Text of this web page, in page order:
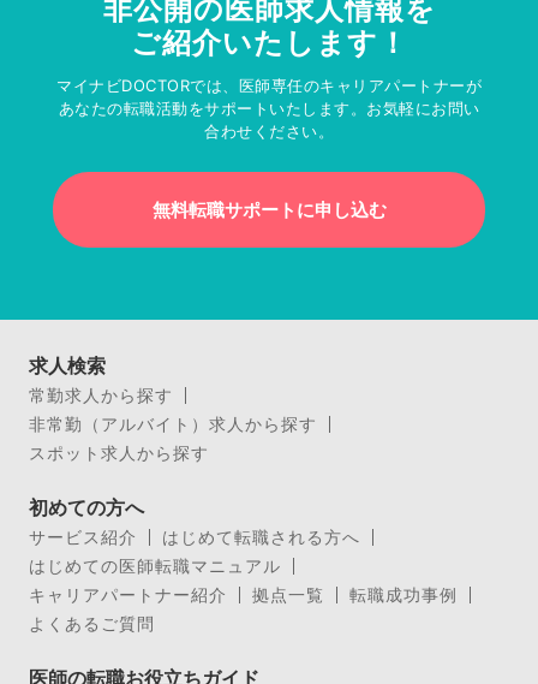
非公開の医師求人情報を
ご紹介いたします！
マイナビDOCTORでは、医師専任のキャリアパートナーが
あなたの転職活動をサポートいたします。お気軽にお問い
合わせください。
無料転職サポートに申し込む
求人検索
常勤求人から探す
非常勤（アルバイト）求人から探す
スポット求人から探す
初めての方へ
サービス紹介
はじめて転職される方へ
はじめての医師転職マニュアル
キャリアパートナー紹介
拠点一覧
転職成功事例
よくあるご質問
医師の転職お役立ちガイド